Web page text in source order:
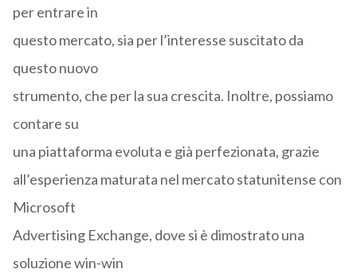
per entrare in
questo mercato, sia per l’interesse suscitato da
questo nuovo
strumento, che per la sua crescita. Inoltre, possiamo
contare su
una piattaforma evoluta e già perfezionata, grazie
all’esperienza maturata nel mercato statunitense con
Microsoft
Advertising Exchange, dove si è dimostrato una
soluzione win-win